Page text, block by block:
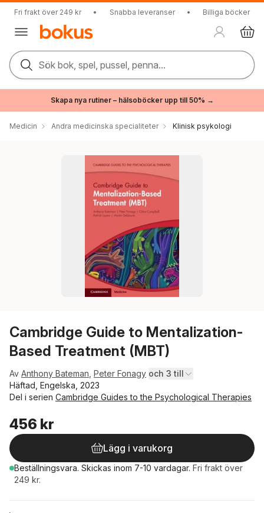
Fri frakt över 249 kr • Snabba leveranser • Billiga böcker
Sök bok, spel, pussel, penna...
Skapa nya rutiner – hälsoböcker upp till 50% →
Medicin Andra medicinska specialiteter Klinisk psykologi
Cambridge Guide to Mentalization-
Based Treatment (MBT)
Av Anthony Bateman Peter Fonagy och 3 till
Häftad, Engelska, 2023
Del i serien Cambridge Guides to the Psychological Therapies
456 kr
Lägg i varukorg
Beställningsvara. Skickas inom 7-10 vardagar. Fri frakt över
249 kr.